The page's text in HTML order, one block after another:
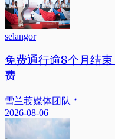
selangor
免费通行逾8个月结
费
雪兰莪媒体团队
2026-08-06